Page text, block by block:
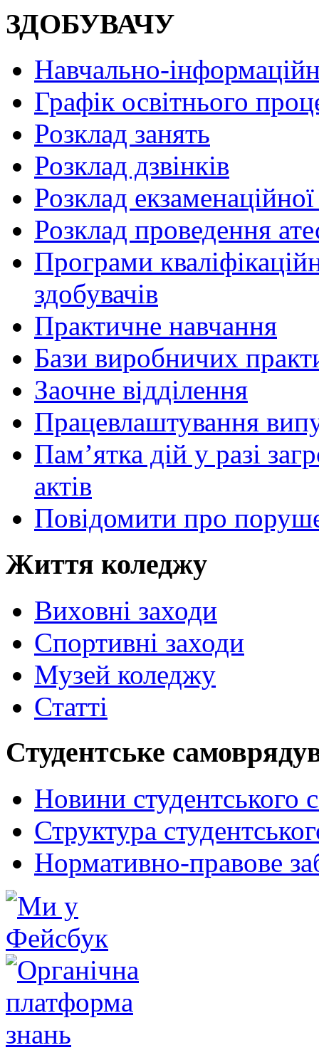
ЗДОБУВАЧУ
Навчально-
Графік освітнього
Розклад занять
Розклад дзвінків
Розклад екзаменаційної
Розклад проведення
Програми
здобувачів
Практичне навчання
Бази виробничих
Заочне відділення
Працевлаштування
Пам’ятка дій у разі
актів
Повідомити про
Життя коледжу
Виховні заходи
Спортивні заходи
Музей коледжу
Статті
Студентське
Новини студентського
Структура
Нормативно-правове